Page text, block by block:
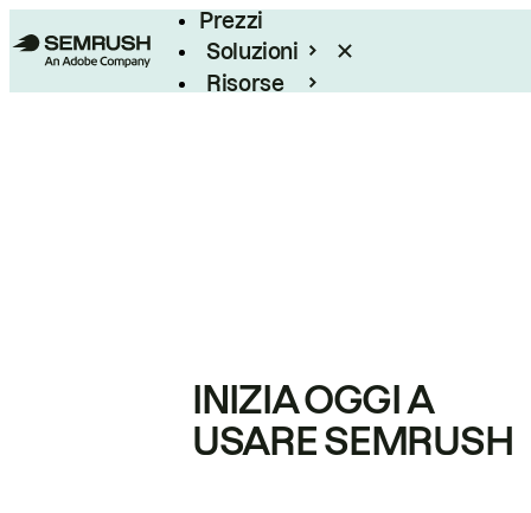
Prezzi
Soluzioni
Risorse
INIZIA OGGI A
USARE SEMRUSH